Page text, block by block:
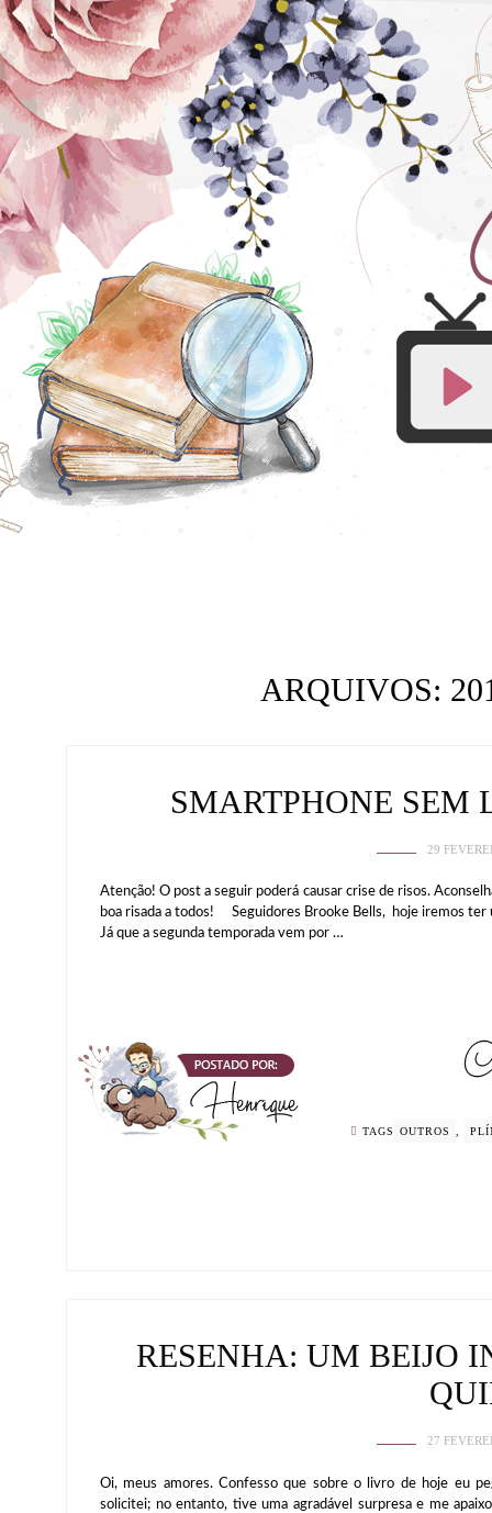
ARQUIVOS:
SMARTPHONE SEM
29
Atenção! O post a seguir poderá causar crise de risos.
boa risada a todos! Seguidores Brooke Bells, hoje iremos
Já que a segunda temporada vem por …
TAGS OUTROS ,
RESENHA: UM BEIJO
27
Oi, meus amores. Confesso que sobre o livro de hoje eu
solicitei; no entanto, tive uma agradável surpresa e me